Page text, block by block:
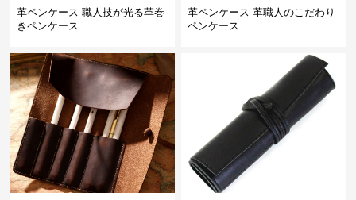
革ペンケース 職人技が光る革巻
きペンケース
革ペンケース 革職人のこだわり
ペンケース